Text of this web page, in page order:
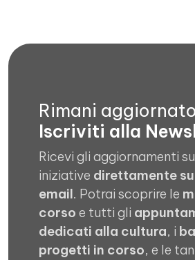
Rimani aggiornato
Iscriviti alla
Ricevi gli aggiornamenti
iniziative direttamente
email. Potrai scoprire le
corso e tutti gli
dedicati alla cultura, i
progetti in corso, e le